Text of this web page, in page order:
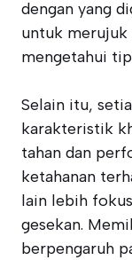
dengan yang
untuk merujuk
mengetahui
Selain itu,
karakteristik
tahan dan
ketahanan
lain lebih
gesekan.
berpengaruh